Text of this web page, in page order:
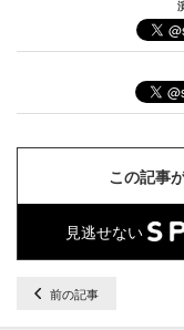
この記事
見逃せない
前の記事